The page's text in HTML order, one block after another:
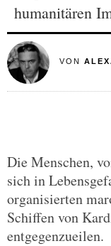
humanitären
VON
Die Menschen,
sich in
organisierten
Schiffen von
entgegenzueilen.